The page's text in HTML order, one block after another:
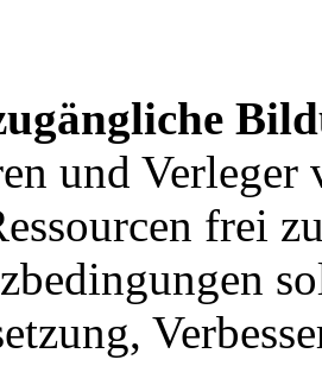
und Verleger
frei